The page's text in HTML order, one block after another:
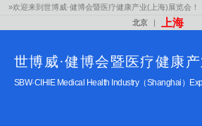
»欢迎来到世博威·健博会暨医疗健康产业(上海)展览会！
北京
| 上海
世博威·健博会暨医疗健康
SBW·CIHIE Medical Health Industry（Shanghai）